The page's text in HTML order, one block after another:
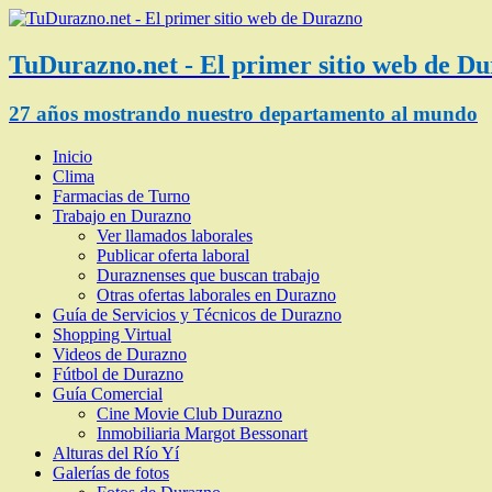
TuDurazno.net - El primer sitio web de
27 años mostrando nuestro departamento al mundo
Inicio
Clima
Farmacias de Turno
Trabajo en Durazno
Ver llamados laborales
Publicar oferta laboral
Duraznenses que buscan trabajo
Otras ofertas laborales en Durazno
Guía de Servicios y Técnicos de Durazno
Shopping Virtual
Videos de Durazno
Fútbol de Durazno
Guía Comercial
Cine Movie Club Durazno
Inmobiliaria Margot Bessonart
Alturas del Río Yí
Galerías de fotos